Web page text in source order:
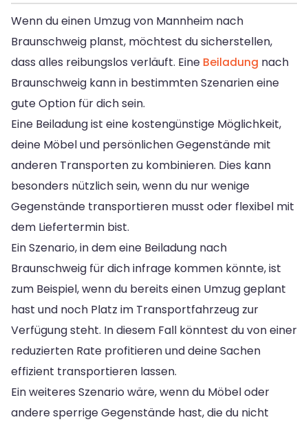
Wenn du einen Umzug von Mannheim nach
Braunschweig planst, möchtest du sicherstellen,
dass alles reibungslos verläuft. Eine Beiladung nach
Braunschweig kann in bestimmten Szenarien eine
gute Option für dich sein.
Eine Beiladung ist eine kostengünstige Möglichkeit,
deine Möbel und persönlichen Gegenstände mit
anderen Transporten zu kombinieren. Dies kann
besonders nützlich sein, wenn du nur wenige
Gegenstände transportieren musst oder flexibel mit
dem Liefertermin bist.
Ein Szenario, in dem eine Beiladung nach
Braunschweig für dich infrage kommen könnte, ist
zum Beispiel, wenn du bereits einen Umzug geplant
hast und noch Platz im Transportfahrzeug zur
Verfügung steht. In diesem Fall könntest du von einer
reduzierten Rate profitieren und deine Sachen
effizient transportieren lassen.
Ein weiteres Szenario wäre, wenn du Möbel oder
andere sperrige Gegenstände hast, die du nicht